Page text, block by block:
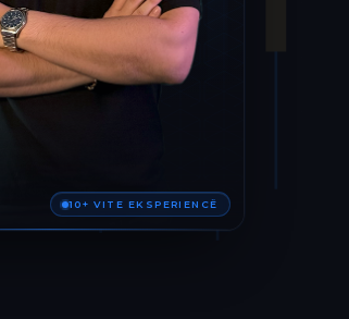
10+ VITE EKSPERIENCË